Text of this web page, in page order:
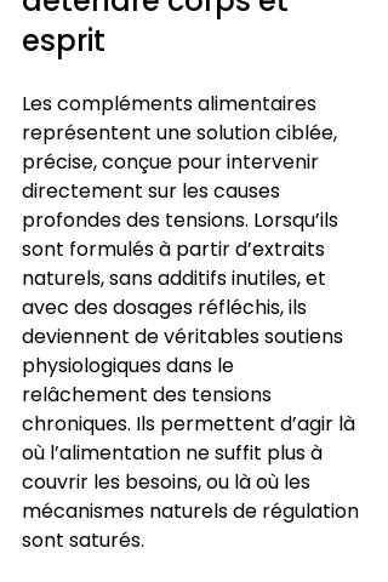
esprit
Les compléments alimentaires
représentent une solution ciblée,
précise, conçue pour intervenir
directement sur les causes
profondes des tensions. Lorsqu’ils
sont formulés à partir d’extraits
naturels, sans additifs inutiles, et
avec des dosages réfléchis, ils
deviennent de véritables soutiens
physiologiques dans le
relâchement des tensions
chroniques. Ils permettent d’agir là
où l’alimentation ne suffit plus à
couvrir les besoins, ou là où les
mécanismes naturels de régulation
sont saturés.